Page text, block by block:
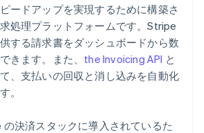
ードアップを実現するために構築さ
処理プラットフォームです。Stripe
する請求書をダッシュボードから数
きます。また、 the Invoicing API と
、支払いの回収と消し込みを自動化
。
決済スタックに導入されているた